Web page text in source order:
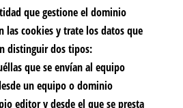
que gestione el dominio
las cookies y trate los datos que
distinguir dos tipos:
que se envían al equipo
un equipo o dominio
editor y desde el que se presta